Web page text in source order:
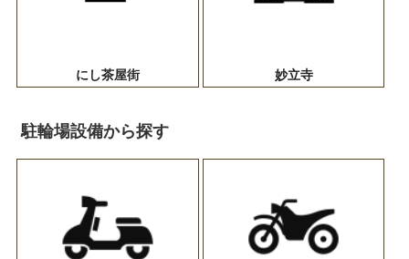
にし茶屋街 妙立寺
駐輪場設備から探す